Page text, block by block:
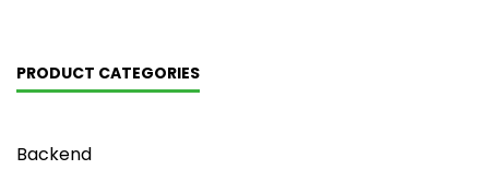
PRODUCT CATEGORIES
Backend